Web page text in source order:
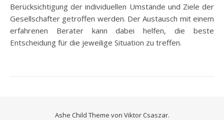
Berücksichtigung der individuellen Umstände und Ziele der
Gesellschafter getroffen werden. Der Austausch mit einem
erfahrenen Berater kann dabei helfen, die beste
Entscheidung für die jeweilige Situation zu treffen.
Ashe Child Theme von Viktor Csaszar.